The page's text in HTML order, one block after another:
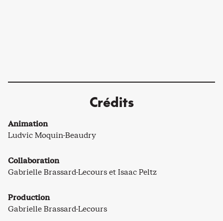
Crédits
Animation
Ludvic Moquin-Beaudry
Collaboration
Gabrielle Brassard-Lecours et Isaac Peltz
Production
Gabrielle Brassard-Lecours